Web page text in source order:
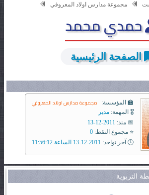
مجموعة مدارس اولاد المعروفي
حمدي محمد
الصفحة الرئيسية
🏫 المؤسسة: مجموعة مدارس اولاد المعروفي
🎖️ المهمة: مدير
📅 منذ: 2011-12-13
⭐ مجموع النقط: 0
🕒 آخر تواجد: 2011-12-13 الساعة 11:56:12
التربوية